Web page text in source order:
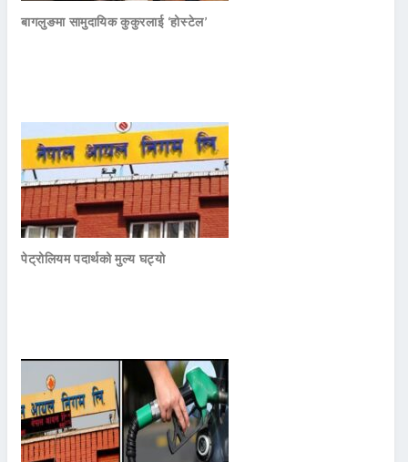
बागलुङमा सामुदायिक कुकुरलाई ‘होस्टेल’
पेट्रोलियम पदार्थको मुल्य घट्यो